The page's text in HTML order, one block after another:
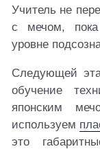
Учитель не
с мечом,
уровне
Следующей
обучение
японским
используем
это